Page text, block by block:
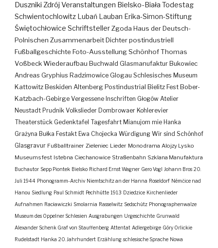
Duszniki Zdrój Veranstaltungen Bielsko-Biała Todestag
Schwientochlowitz Lubań Lauban Erika-Simon-Stiftung
Świętochłowice SchriftstellerZgoda Haus der Deutsch-
Polnischen ZusammenarbeitDichterpostindustriell
Fußballgeschichte Foto-AusstellungSchönhofThomas
VoßbeckWiederaufbau Buchwald Glasmanufaktur Bukowiec
Andreas Gryphius Radzimowice Glogau Schlesisches Museum
Kattowitz Beskiden Altenberg Postindustrial Bielitz Fest Bober-
Katzbach-Gebirge Vergessene Inschriften Głogów Atelier
Neustadt Prudnik Volkslieder Dombrowaer Kohlerevier
Theaterstück Gedenktafel Tagesfahrt Mianujom mie Hanka
Grażyna Bułka Festakt Ewa Chojecka Würdigung Wir sind Schönhof
Glasgravur Fußballtrainer Zieleniec Lieder Monodrama Alojzy Lysko
Museumsfest Istebna Ciechanowice Straßenbahn Szklana Manufaktura
Buchautor Sepp Piontek Bielsko Richard Ernst Wagner Gero Vogl Johann Bros 20.
Juli 1944 Phonogramm-Archiv Niemtschitz an der Hanna Roseldorf Némčice nad
Hanou Siedlung Paul Schmidt Pechhütte 1913 Dziedzice Kirchenlieder
Aufnahmen Racławiczki Smolarnia Rasselwitz Sedschütz Phonographenwalze
Museum des Oppelner Schlesien Ausgrabungen Urgeschichte Grunwald
Alexander Schenk Graf von Stauffenberg Attentat Adlergebirge Góry Orlickie
Rudelstadt Hanka 20. Jahrhundert Erzählung schlesische Sprache Nowa